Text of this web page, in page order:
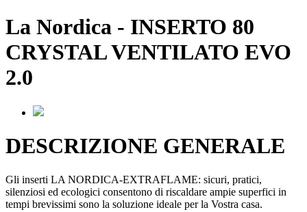
La Nordica - INSERTO 80
CRYSTAL VENTILATO EVO
2.0
DESCRIZIONE GENERALE
Gli inserti LA NORDICA-EXTRAFLAME: sicuri, pratici,
silenziosi ed ecologici consentono di riscaldare ampie superfici in
tempi brevissimi sono la soluzione ideale per la Vostra casa.